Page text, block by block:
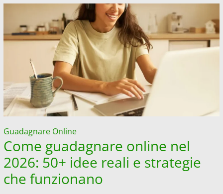
guadagna
Gerry
Scotti
nel
2026:
stipendio
e
patrimonio
super
Guadagnare Online
Come guadagnare online nel
2026: 50+ idee reali e strategie
che funzionano